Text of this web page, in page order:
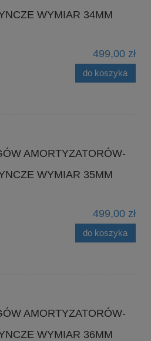
WYMIAR 34MM
499,00 zł
do koszyka
AMORTYZATORÓW-
WYMIAR 35MM
499,00 zł
do koszyka
AMORTYZATORÓW-
WYMIAR 36MM